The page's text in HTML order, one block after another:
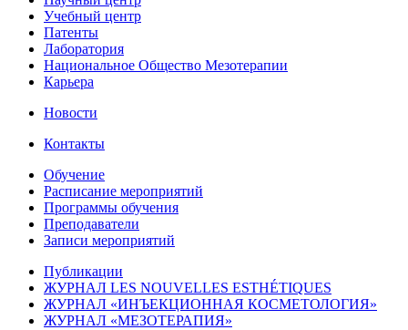
Учебный центр
Патенты
Лаборатория
Национальное Общество Мезотерапии
Карьера
Новости
Контакты
Обучение
Расписание мероприятий
Программы обучения
Преподаватели
Записи мероприятий
Публикации
ЖУРНАЛ LES NOUVELLES ESTHÉTIQUES
ЖУРНАЛ «ИНЪЕКЦИОННАЯ КОСМЕТОЛОГИЯ»
ЖУРНАЛ «МЕЗОТЕРАПИЯ»